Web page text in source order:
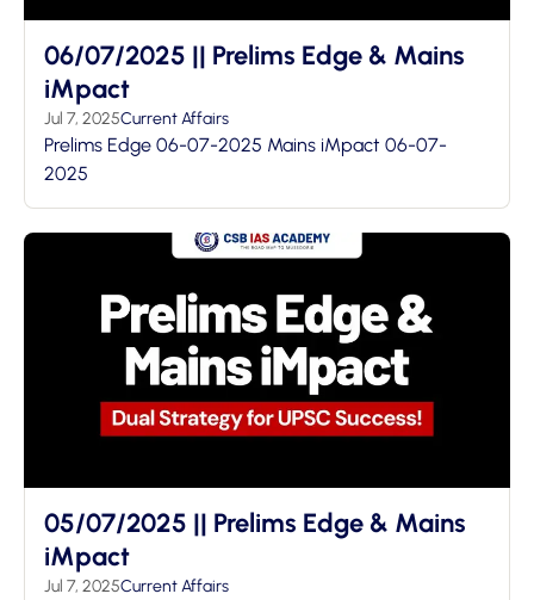
06/07/2025 || Prelims Edge & Mains
iMpact
Jul 7, 2025Current Affairs
Prelims Edge 06-07-2025 Mains iMpact 06-07-
2025
05/07/2025 || Prelims Edge & Mains
iMpact
Jul 7, 2025Current Affairs